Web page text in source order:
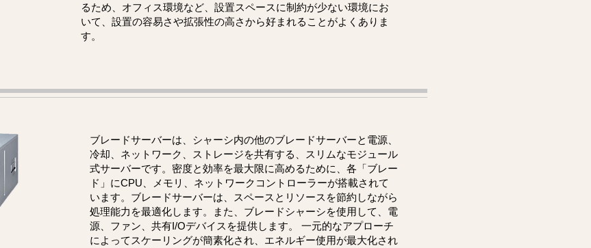
るため、オフィス環境など、設置スペースに制約が少ない環境にお
いて、設置の容易さや拡張性の高さから好まれることがよくありま
す。
ブレードサーバーは、シャーシ内の他のブレードサーバーと電源、
冷却、ネットワーク、ストレージを共有する、スリムなモジュール
式サーバーです。密度と効率を最大限に高めるために、各「ブレー
ド」にCPU、メモリ、ネットワークコントローラーが搭載されて
います。ブレードサーバーは、スペースとリソースを節約しながら
処理能力を最適化します。また、ブレードシャーシを使用して、電
源、ファン、共有I/Oデバイスを提供します。 一元的なアプローチ
によってスケーリングが簡素化され、エネルギー使用が最大化され